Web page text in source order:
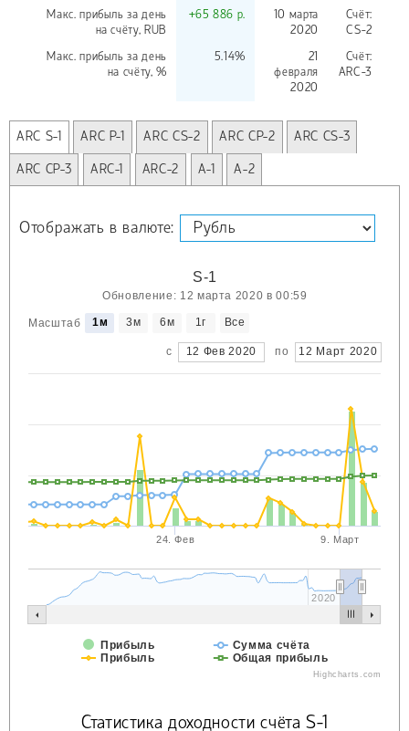
Макс. прибыль за день
на счёту, RUB
+65 886 р.
10 марта
2020
Счёт:
CS-2
Макс. прибыль за день
на счёту, %
5.14%
21
февраля
2020
Счёт:
ARC-3
ARC S-1 ARC P-1 ARC CS-2 ARC CP-2 ARC CS-3
ARC CP-3 ARC-1 ARC-2 A-1 A-2
Отображать в валюте:
S-1
Обновление: 12 марта 2020 в 00:59
24. Фев 9. Март
2020
Масштаб 1м 3м 6м 1г Все
с 12 Фев 2020 по 12 Март 2020
Прибыль
Сумма счёта
Прибыль
Общая прибыль
Highcharts.com
Статистика доходности счёта S-1